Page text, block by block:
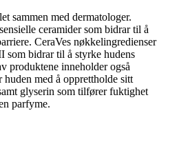
sammen med dermatologer.
ceramider som bidrar til å
CeraVes nøkkelingredienser
som bidrar til å styrke hudens
produktene inneholder også
med å opprettholde sitt
glyserin som tilfører fuktighet
parfyme.